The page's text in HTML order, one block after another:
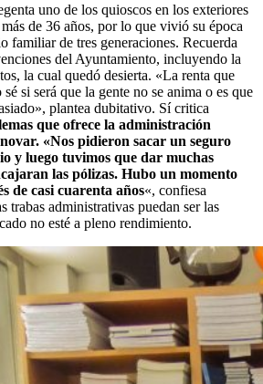
uno de los quioscos en los exteriores
de 36 años, por lo que vivió su época
familiar de tres generaciones. Recuerda
del Ayuntamiento, incluyendo la
la cual quedó desierta. «La renta que
si será que la gente no se anima o es que
plantea dubitativo. Sí critica
que ofrece la administración
«Nos pidieron sacar un seguro
y luego tuvimos que dar muchas
las pólizas. Hubo un momento
de casi cuarenta años«, confiesa
trabas administrativas puedan ser las
no esté a pleno rendimiento.